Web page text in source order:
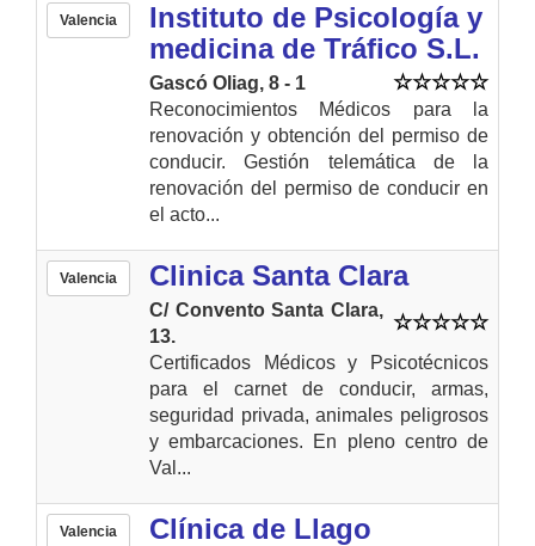
Valencia
Instituto de Psicología y
medicina de Tráfico S.L.
Gascó Oliag, 8 - 1
Reconocimientos Médicos para la
renovación y obtención del permiso de
conducir. Gestión telemática de la
renovación del permiso de conducir en
el acto...
Valencia Clinica Santa Clara
C/ Convento Santa Clara,
13.
Certificados Médicos y Psicotécnicos
para el carnet de conducir, armas,
seguridad privada, animales peligrosos
y embarcaciones. En pleno centro de
Val...
Valencia Clínica de Llago